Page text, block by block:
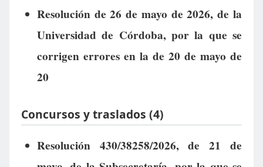
Resolución de 26 de mayo de 2026, de la
Universidad de Córdoba, por la que se
corrigen errores en la de 20 de mayo de
20
Concursos y traslados (4)
Resolución 430/38258/2026, de 21 de